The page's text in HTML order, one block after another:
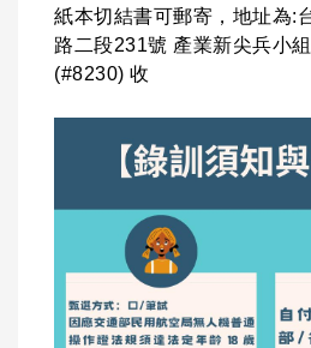
紙本切結書可郵寄，地址為:
路二段231號 產業新尖兵小
(#8230) 收